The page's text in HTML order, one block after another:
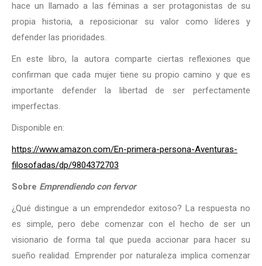
hace un llamado a las féminas a ser protagonistas de su
propia historia, a reposicionar su valor como líderes y
defender las prioridades.
En este libro, la autora comparte ciertas reflexiones que
confirman que cada mujer tiene su propio camino y que es
importante defender la libertad de ser perfectamente
imperfectas.
Disponible en:
https://www.amazon.com/En-primera-persona-Aventuras-
filosofadas/dp/9804372703
Sobre Emprendiendo con fervor
¿Qué distingue a un emprendedor exitoso? La respuesta no
es simple, pero debe comenzar con el hecho de ser un
visionario de forma tal que pueda accionar para hacer su
sueño realidad. Emprender por naturaleza implica comenzar